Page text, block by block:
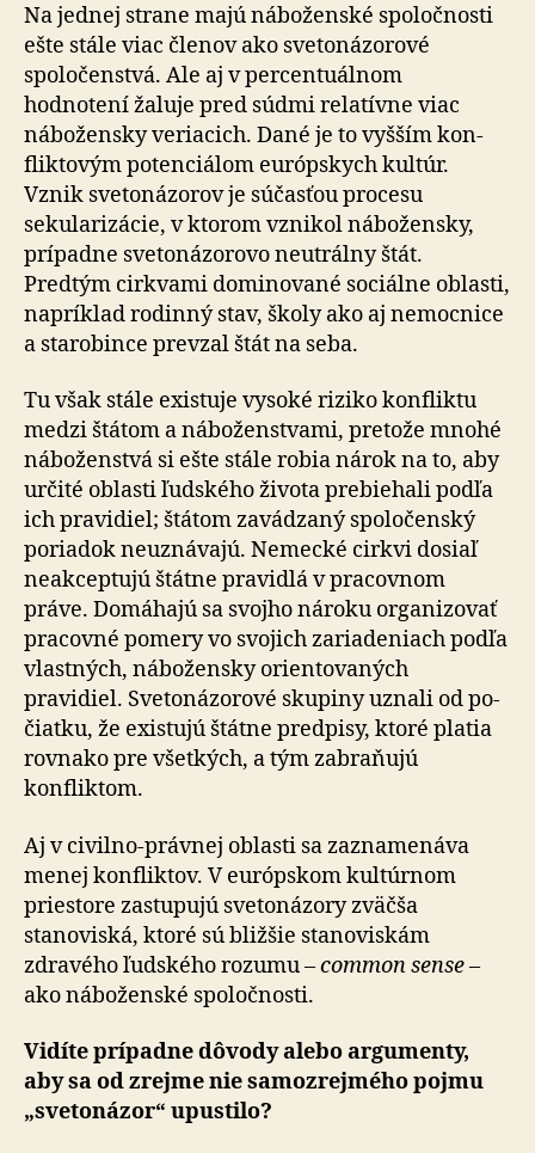
Na jednej strane majú náboženské spoločnosti
ešte stále viac členov ako svetonázorové
spoločenstvá. Ale aj v percentuálnom
hodnotení žaluje pred súdmi relatívne viac
nábožensky veriacich. Dané je to vyšším kon­
flik­to­vým potenciálom európskych kultúr.
Vznik svetonázorov je súčasťou procesu
sekularizácie, v ktorom vznikol ná­bo­žen­sky,
prí­pad­ne sve­to­ná­zo­ro­vo neutrálny štát.
Predtým cirkvami dominované sociálne oblasti,
napríklad rodinný stav, školy ako aj nemocnice
a starobince prevzal štát na seba.
Tu však stále existuje vysoké riziko konfliktu
medzi štátom a náboženstvami, pretože mnohé
náboženstvá si ešte stále robia nárok na to, aby
určité oblasti ľudského života prebiehali podľa
ich pravidiel; štátom zavádzaný spoločenský
poriadok neuznávajú. Nemecké cirkvi dosiaľ
neakceptujú štátne pravidlá v pracovnom
práve. Do­má­ha­jú sa svojho nároku organizovať
pracovné pomery vo svo­jich zariadeniach podľa
vlastných, nábožensky orien­to­va­ných
pravidiel. Svetonázorové skupiny uznali od po­
čiat­ku, že existujú štátne predpisy, ktoré platia
rovnako pre všetkých, a tým zabraňujú
konfliktom.
Aj v civilno-právnej oblasti sa zaznamenáva
menej kon­flik­tov. V európskom kultúrnom
priestore zastupujú sve­to­ná­zo­ry zväčša
stanoviská, ktoré sú bližšie stanoviskám
zdravého ľudského rozumu –common sense–
ako ná­bo­žen­ské spoločnosti.
Vidíte prípadne dôvody alebo argumenty,
aby sa od zrejme nie samozrejmého pojmu
„svetonázor“ upus­ti­lo?